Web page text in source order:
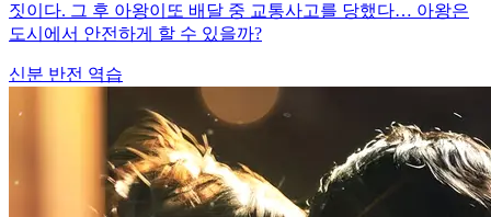
짓이다. 그 후 아왕이또 배달 중 교통사고를 당했다… 아왕은
도시에서 안전하게 할 수 있을까?
신분 반전 역습